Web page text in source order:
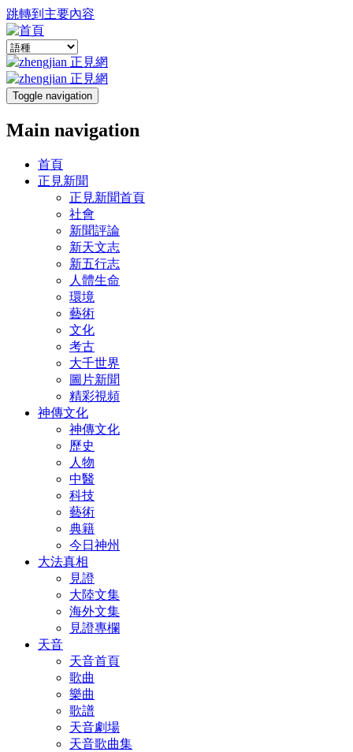
跳轉到主要內容
Toggle navigation
Main navigation
首頁
正見新聞
正見新聞首頁
社會
新聞評論
新天文志
新五行志
人體生命
環境
藝術
文化
考古
大千世界
圖片新聞
精彩視頻
神傳文化
神傳文化
歷史
人物
中醫
科技
藝術
典籍
今日神州
大法真相
見證
大陸文集
海外文集
見證專欄
天音
天音首頁
歌曲
樂曲
歌譜
天音劇場
天音歌曲集